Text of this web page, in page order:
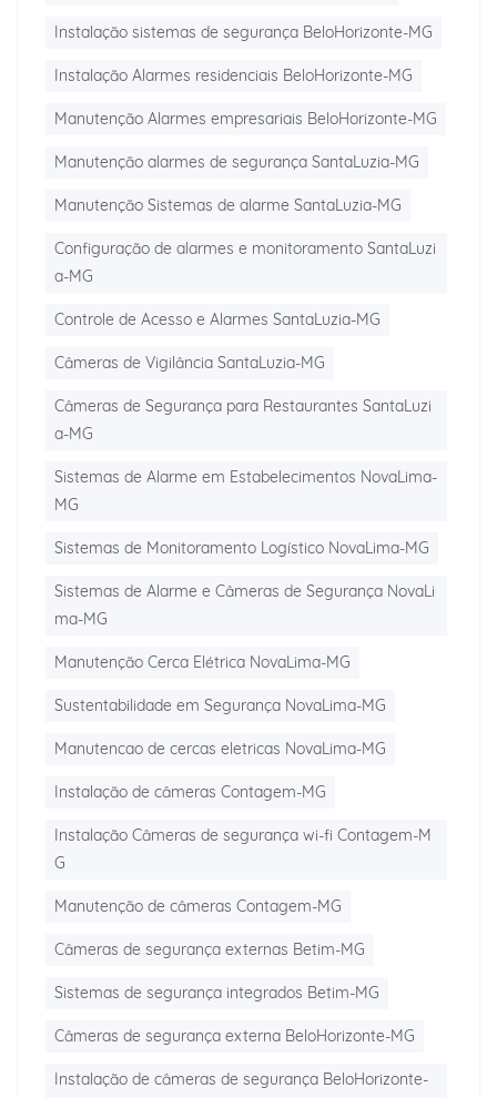
Instalação sistemas de segurança BeloHorizonte-MG
Instalação Alarmes residenciais BeloHorizonte-MG
Manutenção Alarmes empresariais BeloHorizonte-MG
Manutenção alarmes de segurança SantaLuzia-MG
Manutenção Sistemas de alarme SantaLuzia-MG
Configuração de alarmes e monitoramento SantaLuzi
a-MG
Controle de Acesso e Alarmes SantaLuzia-MG
Câmeras de Vigilância SantaLuzia-MG
Câmeras de Segurança para Restaurantes SantaLuzi
a-MG
Sistemas de Alarme em Estabelecimentos NovaLima-
MG
Sistemas de Monitoramento Logístico NovaLima-MG
Sistemas de Alarme e Câmeras de Segurança NovaLi
ma-MG
Manutenção Cerca Elétrica NovaLima-MG
Sustentabilidade em Segurança NovaLima-MG
Manutencao de cercas eletricas NovaLima-MG
Instalação de câmeras Contagem-MG
Instalação Câmeras de segurança wi-fi Contagem-M
G
Manutenção de câmeras Contagem-MG
Câmeras de segurança externas Betim-MG
Sistemas de segurança integrados Betim-MG
Câmeras de segurança externa BeloHorizonte-MG
Instalação de câmeras de segurança BeloHorizonte-